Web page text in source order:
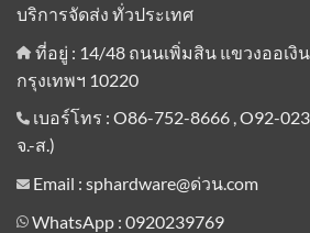
บริการจัดส่ง ทั่วประเทศ
ที่อยู่ : 14/48 ถนนเพิ่มสิน แขวงออเงิ
กรุงเทพฯ 10220
เบอร์โทร : O86-752-8666 , O92-
จ.-ส.)
Email : sphardware@ด่วน.com
WhatsApp : 0920239769